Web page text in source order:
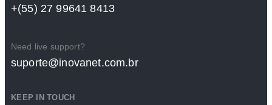
+(55) 27 99641 8413
Need live support?
suporte@inovanet.com.br
KEEP IN TOUCH